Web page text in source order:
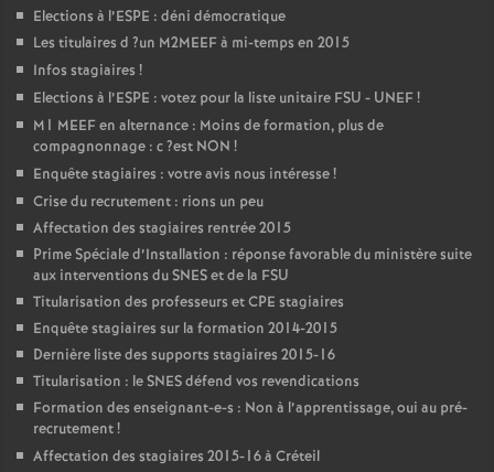
Elections à l’ESPE : déni démocratique
Les titulaires d ?un M2MEEFà mi-temps en 2015
Infos stagiaires !
Elections à l’ESPE : votez pour la liste unitaire FSU - UNEF!
M1 MEEFen alternance : Moins de formation, plus de
compagnonnage : c?est NON !
Enquête stagiaires : votre avis nous intéresse!
Crise du recrutement : rions un peu
Affectation des stagiaires rentrée 2015
Prime Spéciale d’Installation : réponse favorable du ministère suite
aux interventions duSNESet de la FSU
Titularisation des professeurs etCPE stagiaires
Enquête stagiaires sur la formation 2014-2015
Dernière liste des supports stagiaires 2015-16
Titularisation : leSNESdéfend vos revendications
Formation des enseignant-e-s : Non à l’apprentissage, oui au pré-
recrutement!
Affectation des stagiaires 2015-16 à Créteil